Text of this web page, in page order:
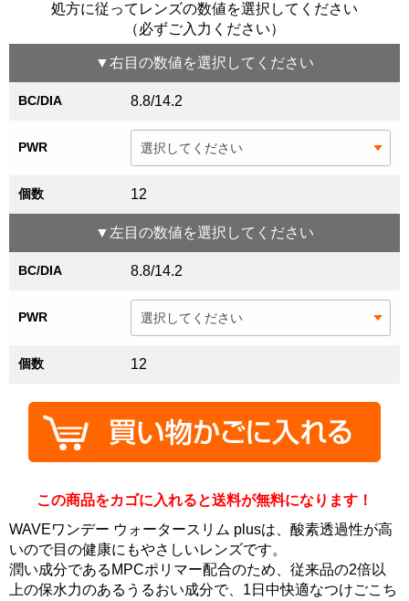
処方に従ってレンズの数値を選択してください
（必ずご入力ください）
▼右目 の数値を選択してください
BC/DIA 8.8/14.2
PWR
個数 12
▼ 左目 の数値を選択してください
BC/DIA 8.8/14.2
PWR
個数 12
この商品をカゴに入れると送料が無料になります！
WAVEワンデー ウォータースリム plusは、酸素透過性が高
いので目の健康にもやさしいレンズです。
潤い成分であるMPCポリマー配合のため、従来品の2倍以
上の保水力のあるうるおい成分で、1日中快適なつけごこち